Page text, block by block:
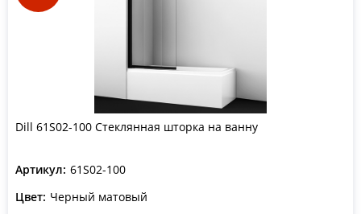
Dill 61S02-100 Стеклянная шторка на ванну
Артикул: 61S02-100
Цвет: Черный матовый